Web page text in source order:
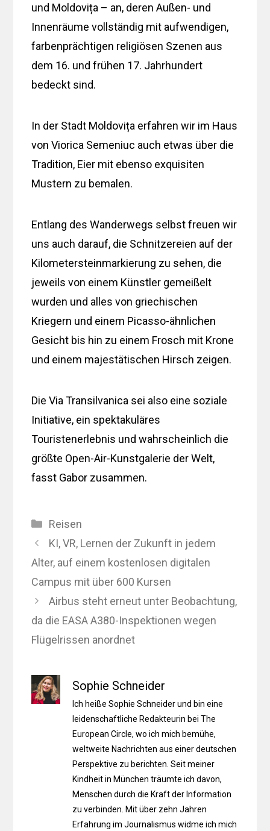
und Moldovița – an, deren Außen- und
Innenräume vollständig mit aufwendigen,
farbenprächtigen religiösen Szenen aus
dem 16. und frühen 17. Jahrhundert
bedeckt sind.
In der Stadt Moldovița erfahren wir im Haus
von Viorica Semeniuc auch etwas über die
Tradition, Eier mit ebenso exquisiten
Mustern zu bemalen.
Entlang des Wanderwegs selbst freuen wir
uns auch darauf, die Schnitzereien auf der
Kilometersteinmarkierung zu sehen, die
jeweils von einem Künstler gemeißelt
wurden und alles von griechischen
Kriegern und einem Picasso-ähnlichen
Gesicht bis hin zu einem Frosch mit Krone
und einem majestätischen Hirsch zeigen.
Die Via Transilvanica sei also eine soziale
Initiative, ein spektakuläres
Touristenerlebnis und wahrscheinlich die
größte Open-Air-Kunstgalerie der Welt,
fasst Gabor zusammen.
Kategorien
Reisen
KI, VR, Lernen der Zukunft in jedem
Alter, auf einem kostenlosen digitalen
Campus mit über 600 Kursen
Airbus steht erneut unter Beobachtung,
da die EASA A380-Inspektionen wegen
Flügelrissen anordnet
Sophie Schneider
Ich heiße Sophie Schneider und bin eine
leidenschaftliche Redakteurin bei The
European Circle, wo ich mich bemühe,
weltweite Nachrichten aus einer deutschen
Perspektive zu berichten. Seit meiner
Kindheit in München träumte ich davon,
Menschen durch die Kraft der Information
zu verbinden. Mit über zehn Jahren
Erfahrung im Journalismus widme ich mich